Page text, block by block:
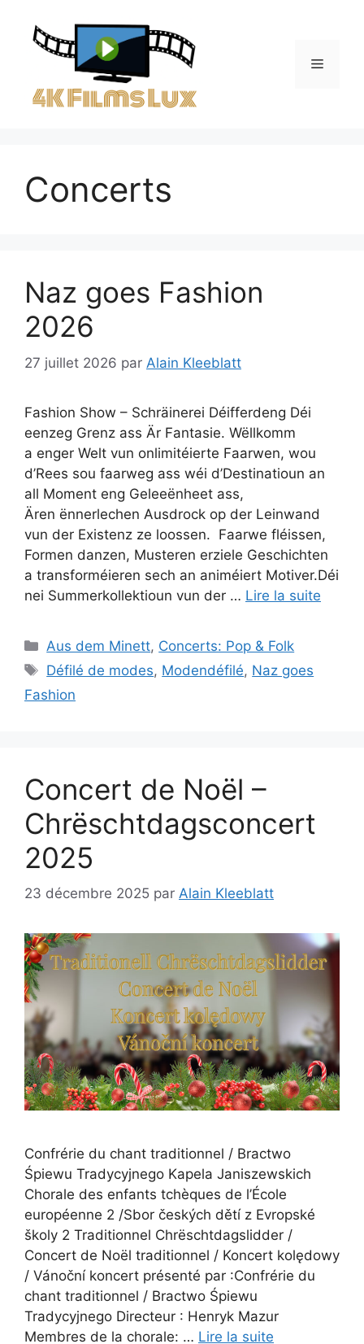
contenu
Menu
Concerts
Naz goes Fashion
2026
27 juillet 2026 par Alain Kleeblatt
Fashion Show – Schräinerei Déifferdeng Déi
eenzeg Grenz ass Är Fantasie. Wëllkomm
a enger Welt vun onlimitéierte Faarwen, wou
d’Rees sou faarweg ass wéi d’Destinatioun an
all Moment eng Geleeënheet ass,
Ären ënnerlechen Ausdrock op der Leinwand
vun der Existenz ze loossen. Faarwe fléissen,
Formen danzen, Musteren erziele Geschichten
a transforméieren sech an animéiert Motiver.Déi
nei Summerkollektioun vun der … Lire la suite
Catégories
Aus dem Minett, Concerts: Pop & Folk
Étiquettes
Défilé de modes, Modendéfilé, Naz goes
Fashion
Concert de Noël –
Chrëschtdagsconcert
2025
23 décembre 2025 par Alain Kleeblatt
Confrérie du chant traditionnel / Bractwo
Śpiewu Tradycyjnego Kapela Janiszewskich
Chorale des enfants tchèques de l’École
européenne 2 /Sbor českých dětí z Evropské
školy 2 Traditionnel Chrëschtdagslidder /
Concert de Noël traditionnel / Koncert kolędowy
/ Vánoční koncert présenté par :Confrérie du
chant traditionnel / Bractwo Śpiewu
Tradycyjnego Directeur : Henryk Mazur
Membres de la chorale: … Lire la suite